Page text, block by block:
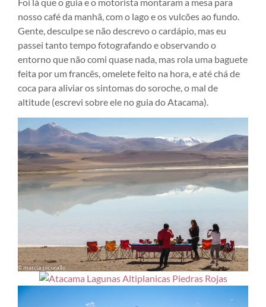
nosso café da manhã, com o lago e os vulcões ao fundo.
Gente, desculpe se não descrevo o cardápio, mas eu
passei tanto tempo fotografando e observando o
entorno que não comi quase nada, mas rola uma baguete
feita por um francês, omelete feito na hora, e até chá de
coca para aliviar os sintomas do soroche, o mal de
altitude (escrevi sobre ele no guia do Atacama).